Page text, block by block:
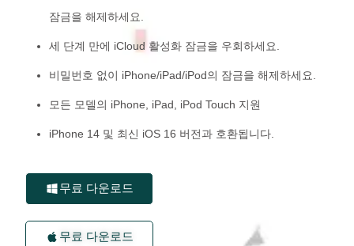
잠금을 해제하세요.
세 단계 만에 iCloud 활성화 잠금을 우회하세요.
비밀번호 없이 iPhone/iPad/iPod의 잠금을 해제하세요.
모든 모델의 iPhone, iPad, iPod Touch 지원
iPhone 14 및 최신 iOS 16 버전과 호환됩니다.
무료 다운로드
무료 다운로드